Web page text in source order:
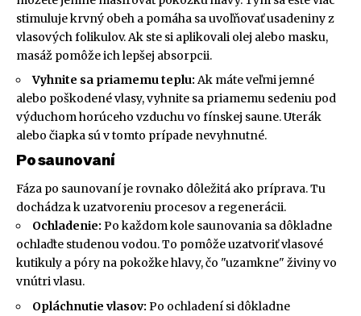
stimuluje krvný obeh a pomáha sa uvoľňovať usadeniny z
vlasových folikulov. Ak ste si aplikovali olej alebo masku,
masáž pomôže ich lepšej absorpcii.
Vyhnite sa priamemu teplu: Ak máte veľmi jemné
alebo poškodené vlasy, vyhnite sa priamemu sedeniu pod
výduchom horúceho vzduchu vo fínskej saune. Uterák
alebo čiapka sú v tomto prípade nevyhnutné.
Po saunovaní
Fáza po saunovaní je rovnako dôležitá ako príprava. Tu
dochádza k uzatvoreniu procesov a regenerácii.
Ochladenie: Po každom kole saunovania sa dôkladne
ochlaďte studenou vodou. To pomôže uzatvoriť vlasové
kutikuly a póry na pokožke hlavy, čo "uzamkne" živiny vo
vnútri vlasu.
Opláchnutie vlasov: Po ochladení si dôkladne